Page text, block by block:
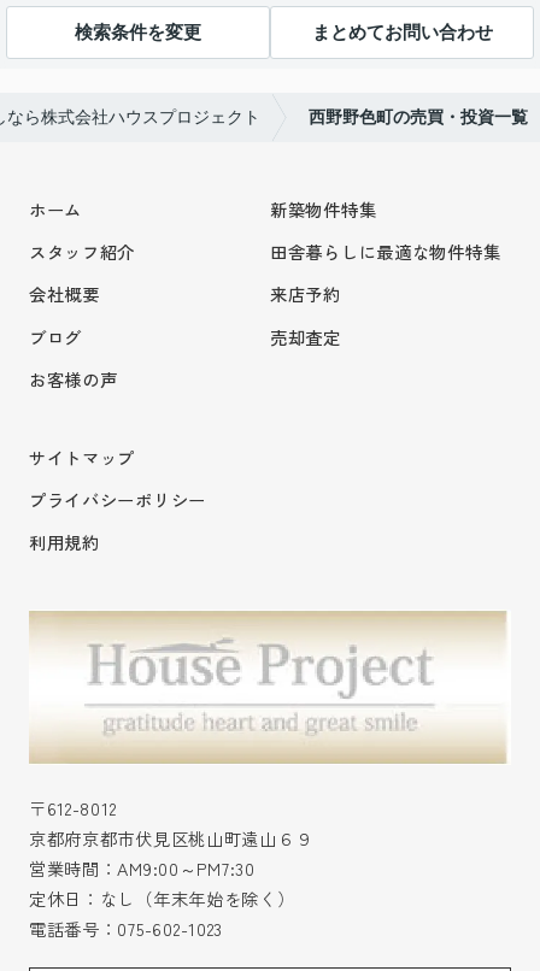
検索条件を変更 まとめてお問い合わせ
ら株式会社ハウスプロジェクト 西野野色町の売買・投資一覧
ホーム
スタッフ紹介
会社概要
ブログ
お客様の声
新築物件特集
田舎暮らしに最適な物件特集
来店予約
売却査定
サイトマップ
プライバシーポリシー
利用規約
〒612-8012
京都府京都市伏見区桃山町遠山６９
営業時間：AM9:00～PM7:30
定休日：なし（年末年始を除く）
電話番号： 075-602-1023